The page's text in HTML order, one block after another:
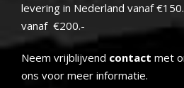
levering in Nederland vanaf
vanaf €200.-
Neem vrijblijvend contact met
ons voor meer informatie.